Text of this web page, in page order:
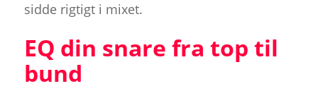
sidde rigtigt i mixet.
EQ din snare fra top til
bund